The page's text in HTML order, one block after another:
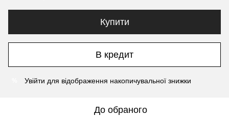
Купити
В кредит
Увійти для відображення накопичувальної знижки
До обраного